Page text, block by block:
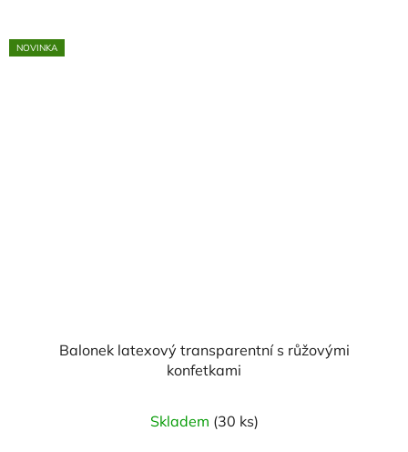
NOVINKA
Balonek latexový transparentní s růžovými
konfetkami
Skladem (30 ks)